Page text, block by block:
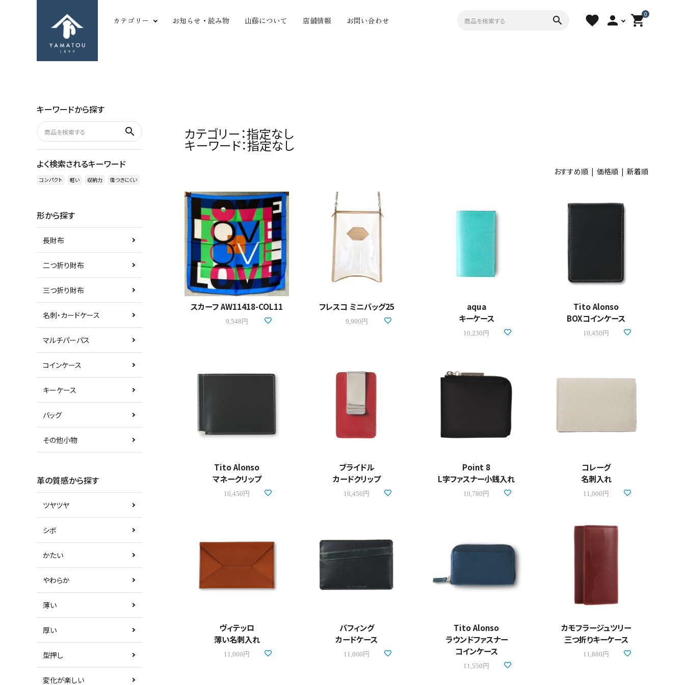
カテゴリー
名刺・カードケース
マルチパーパス
コインケース
バッグ
薄い
傷つきにくい
お知らせ・読み物 山藤について 店舗情報 お問い合わせ search favorite person 0
shopping_cart
search
ようこそ ゲスト 様
お気に入りを見る
カテゴリーから探す
実店舗へのアクセス
キーワードから探す
search
よく検索されるキーワード
コンパクト 軽い 収納力 傷つきにくい
形から探す
長財布
二つ折り財布
三つ折り財布
名刺・カードケース
マルチパーパス
コインケース
キーケース
バッグ
その他小物
革の質感から探す
ツヤツヤ
シボ
かたい
やわらか
薄い
厚い
型押し
変化が楽しい
カテゴリー：指定なし
キーワード：指定なし
おすすめ順 | 価格順 | 新着順
スカーフ AW11418-COL11
9,548円
フレスコ ミニバッグ25
9,900円
aqua
キーケース
10,230円
Tito Alonso
BOXコインケース
10,450円
Tito Alonso
マネークリップ
10,450円
ブライドル
カードクリップ
10,450円
Point 8
L字ファスナー小銭入れ
10,780円
コレーグ
名刺入れ
11,000円
ヴィテッロ
薄い名刺入れ
11,000円
バフィング
カードケース
11,000円
Tito Alonso
ラウンドファスナー
コインケース
11,550円
カモフラージュツリー
三つ折りキーケース
11,880円